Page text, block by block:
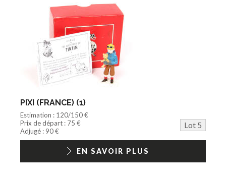
PIXI (FRANCE) (1)
Estimation : 120/150 €
Prix de départ : 75 €
Lot 5
Adjugé : 90 €
EN SAVOIR PLUS